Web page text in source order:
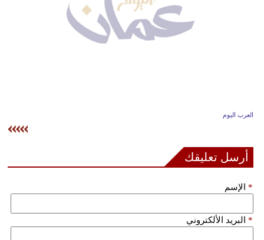
علوم
أبراج
العرب اليوم
أرسل تعليقك
الإسم *
البريد الألكتروني *